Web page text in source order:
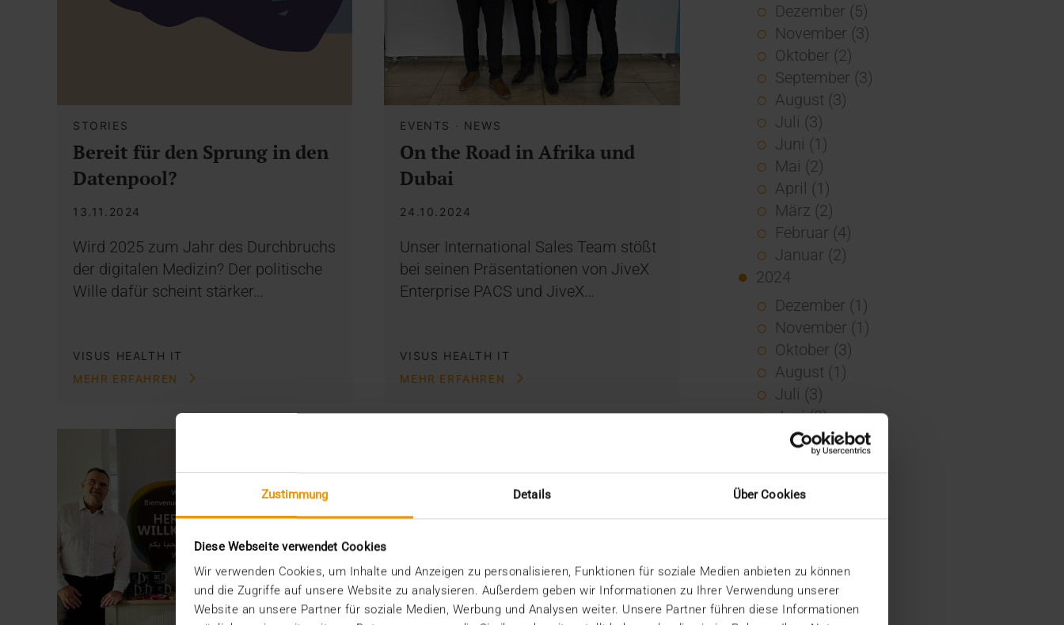
Zustimmung Details Über Cookies
Diese Webseite verwendet Cookies
Wir verwenden Cookies, um Inhalte und Anzeigen zu personalisieren, Funktionen für soziale Medien anbieten zu können
und die Zugriffe auf unsere Website zu analysieren. Außerdem geben wir Informationen zu Ihrer Verwendung unserer
Website an unsere Partner für soziale Medien, Werbung und Analysen weiter. Unsere Partner führen diese Informationen
STORIES
Bereit für den Sprung in den
Datenpool?
13.11.2024
Wird 2025 zum Jahr des Durchbruchs
der digitalen Medizin? Der politische
Wille dafür scheint stärker…
VISUS HEALTH IT
MEHR ERFAHREN
EVENTS · NEWS
On the Road in Afrika und
Dubai
24.10.2024
Unser International Sales Team stößt
bei seinen Präsentationen von JiveX
Enterprise PACS und JiveX…
VISUS HEALTH IT
MEHR ERFAHREN
Dezember (5)
November (3)
Oktober (2)
September (3)
August (3)
Juli (3)
Juni (1)
Mai (2)
April (1)
März (2)
Februar (4)
Januar (2)
2024
Dezember (1)
November (1)
Oktober (3)
August (1)
Juli (3)
Juni (3)
Mai (7)
April (4)
Februar (3)
Dezember (5)
November (6)